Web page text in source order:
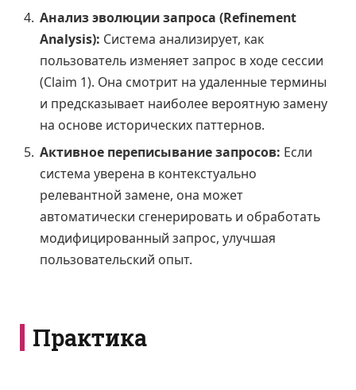
Анализ эволюции запроса (Refinement
Analysis): Система анализирует, как
пользователь изменяет запрос в ходе сессии
(Claim 1). Она смотрит на удаленные термины
и предсказывает наиболее вероятную замену
на основе исторических паттернов.
Активное переписывание запросов: Если
система уверена в контекстуально
релевантной замене, она может
автоматически сгенерировать и обработать
модифицированный запрос, улучшая
пользовательский опыт.
Практика